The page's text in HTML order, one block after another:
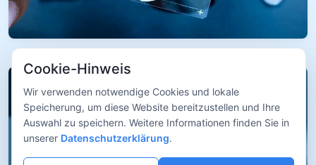
Cookie-Hinweis
Wir verwenden notwendige Cookies und lokale
Speicherung, um diese Website bereitzustellen und Ihre
Auswahl zu speichern. Weitere Informationen finden Sie in
unserer Datenschutzerklärung.